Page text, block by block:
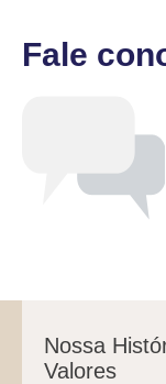
Fale
Nossa
Valores